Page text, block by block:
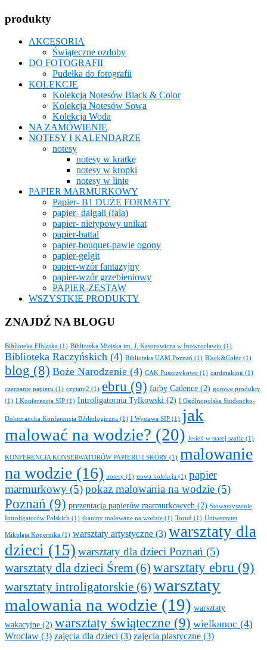
produkty
AKCESORIA
Świąteczne ozdoby
DO FOTOGRAFII
Pudełka do fotografii
KOLEKCJE
Kolekcja Notesów Black & Color
Kolekcja Notesów Sowa
Kolekcja Woda
NA ZAMÓWIENIE
NOTESY I KALENDARZE
notesy
notesy w kratkę
notesy w kropki
notesy w linie
PAPIER MARMURKOWY
Papier- B1 DUŻE FORMATY
papier- dalgali (fala)
papier- nietypowy unikat
papier-battal
papier-bouquet-pawie ogony
papier-gelgit
papier-wzór fantazyjny
papier-wzór grzebieniowy
PAPIER-ZESTAW
WSZYSTKIE PRODUKTY
ZNAJDŹ NA BLOGU
Biblioteka Elbląska (1) Biblioteka Miejska im. J. Kasprowicza w Inowrocławiu (1)
Biblioteka Raczyńskich (4) Biblioteka UAM Poznań (1) Black&Color (1)
blog (8) Boże Narodzenie (4) CAK Puszczykowo (1) cardmaking (1)
czerpanie papieru (1) czytaty2 (1) ebru (9) farby Cadence (2) gotowe produkty
(1) I Konferencja SIP (1) Introligatornia Tylkowski (2) I Ogólnopolska Studencko-
Doktorancka Konferencja Bibliologiczna (1) I Wystawa SIP (1) jak
malować na wodzie? (20) Jesień w starej szafie (1)
KONFERENCJA KONSERWATORÓW PAPIERU I SKÓRY (1) malowanie
na wodzie (16) notesy (1) nowa kolekcja (1) papier
marmurkowy (5)pokaz malowania na wodzie (5)
Poznań (9) prezentacja papierów marmurkowych (2) Stowarzyszenie
Introligatorów Polskich (1) tkaniny malowane na wodzie (1) Toruń (1) Uniwersytet
Mikołaja Kopernika (1) warsztaty artystyczne (3) warsztaty dla
dzieci (15) warsztaty dla dzieci Poznań (5)
warsztaty dla dzieci Śrem (6) warsztaty ebru (9)
warsztaty introligatorskie (6) warsztaty
malowania na wodzie (19) warsztaty
wakacyjne (2) warsztaty świąteczne (9) wielkanoc (4)
Wrocław (3) zajęcia dla dzieci (3) zajęcia plastyczne (3)